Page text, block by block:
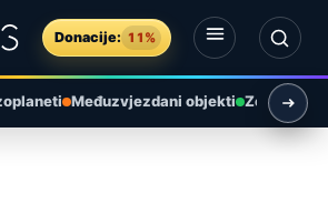
Donacije: 11%
Međuzvjezdani objekti Zemlja i